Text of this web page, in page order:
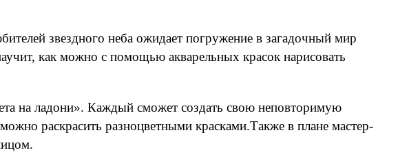
звездного неба ожидает погружение в загадочный мир
как можно с помощью акварельных красок нарисовать
на ладони». Каждый сможет создать свою неповторимую
раскрасить разноцветными красками.Также в плане мастер-